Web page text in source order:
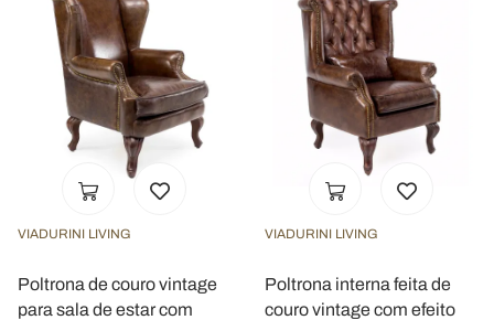
VIADURINI LIVING
Poltrona de couro vintage
para sala de estar com
VIADURINI LIVING
Poltrona interna feita de
couro vintage com efeito